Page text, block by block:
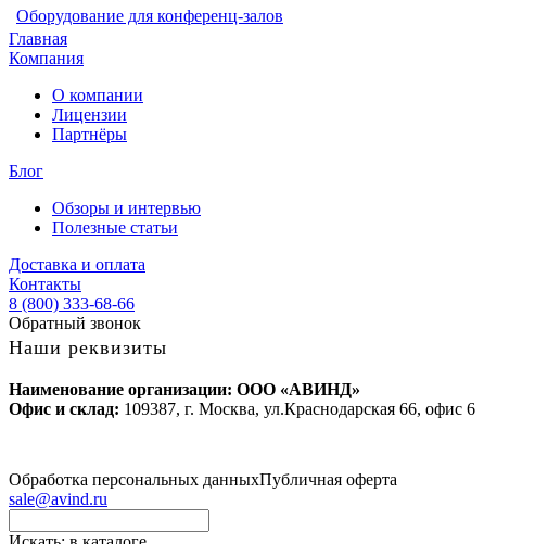
Оборудование для конференц-залов
Главная
Компания
О компании
Лицензии
Партнёры
Блог
Обзоры и интервью
Полезные статьи
Доставка и оплата
Контакты
8 (800) 333-68-66
Обратный звонок
Наши реквизиты
Наименование организации: ООО «АВИНД»
Офис и склад: 109387, г. Москва, ул.Краснодарская 66, офис 6
Обработка персональных данныхПубличная оферта
sale@avind.ru